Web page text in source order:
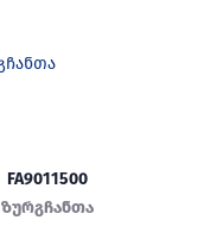
FA9011500
ზურგჩანთა